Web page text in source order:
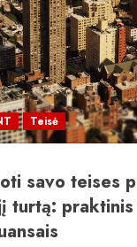
Teisė
savo teises
turtą: